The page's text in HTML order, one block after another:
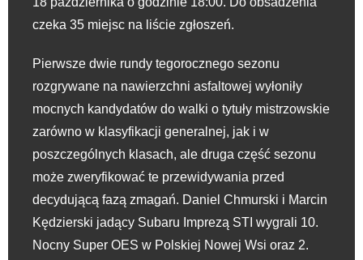
czeka 35 miejsc na liście zgłoszeń.
Pierwsze dwie rundy tegorocznego sezonu
rozgrywane na nawierzchni asfaltowej wyłoniły
mocnych kandydatów do walki o tytuły mistrzowskie
zarówno w klasyfikacji generalnej, jak i w
poszczególnych klasach, ale druga część sezonu
może zweryfikować te przewidywania przed
decydującą fazą zmagań. Daniel Chmurski i Marcin
Kędzierski jadący Subaru Imprezą STI wygrali 10.
Nocny Super OES w Polskiej Nowej Wsi oraz 2.